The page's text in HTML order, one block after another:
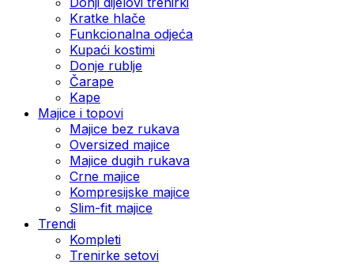
Kratke hlače
Funkcionalna odjeća
Kupaći kostimi
Donje rublje
Čarape
Kape
Majice i topovi
Majice bez rukava
Oversized majice
Majice dugih rukava
Crne majice
Kompresijske majice
Slim-fit majice
Trendi
Kompleti
Trenirke setovi